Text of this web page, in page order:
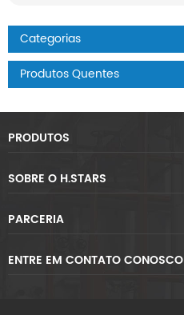
Categorias
Produtos Quentes
PRODUTOS
SOBRE O H.STARS
PARCERIA
ENTRE EM CONTATO CONOSCO